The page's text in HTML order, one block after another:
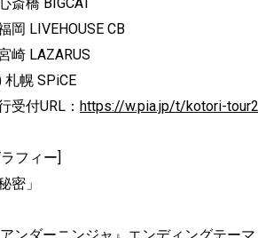
岡 LIVEHOUSE CB
崎 LAZARUS
札幌 SPiCE
受付URL： https://w.pia.jp/t/kotori-
フィー]
密」